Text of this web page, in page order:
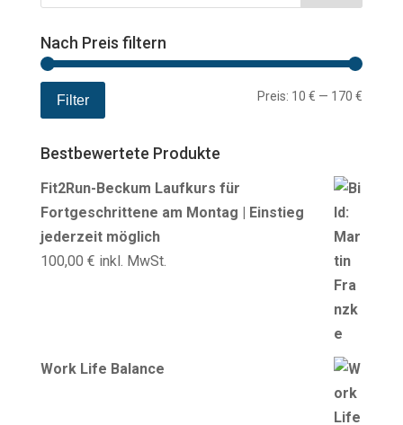
Nach Preis filtern
Filter Preis: 10 € — 170 €
Bestbewertete Produkte
Fit2Run-Beckum Laufkurs für
Fortgeschrittene am Montag | Einstieg
jederzeit möglich
100,00 € inkl. MwSt.
Work Life Balance